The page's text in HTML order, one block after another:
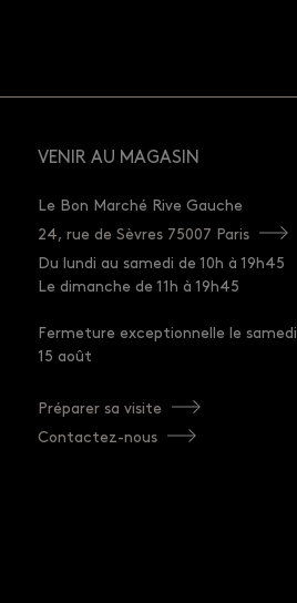
VENIR AU MAGASIN
Le Bon Marché Rive Gauche
24, rue de Sèvres 75007 Paris
Du lundi au samedi de 10h à 19h45
Le dimanche de 11h à 19h45
Fermeture exceptionnelle le samedi
15 août
Préparer sa visite
Contactez-nous